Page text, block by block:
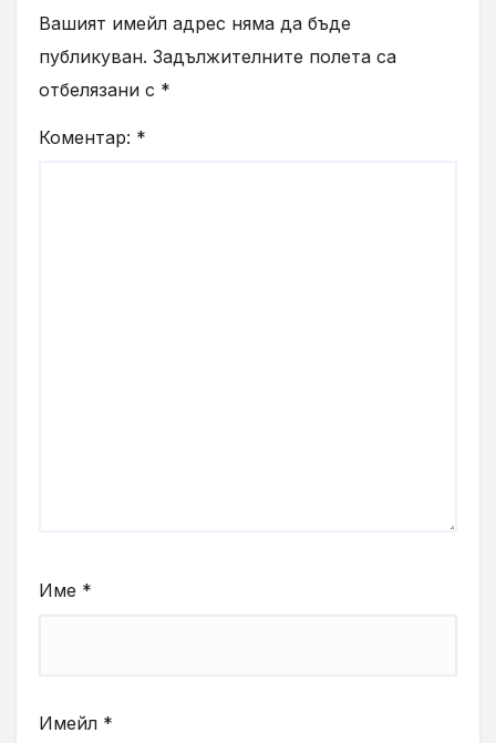
Вашият имейл адрес няма да бъде
публикуван. Задължителните полета са
отбелязани с *
Коментар: *
Име *
Имейл *